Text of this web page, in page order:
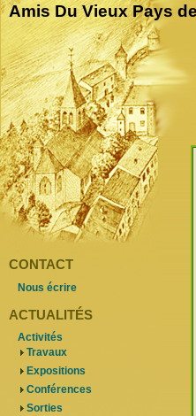
Amis Du Vieux Pays
CONTACT
Nous écrire
ACTUALITÉS
Activités
Travaux
Expositions
Conférences
Sorties